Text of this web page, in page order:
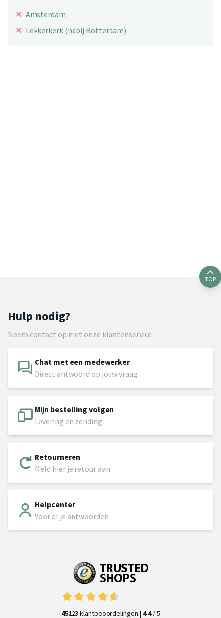
× Amsterdam
× Lekkerkerk (nabij Rotterdam)
TOP
Hulp nodig?
Neem contact op met onze klantenservice
Chat met een medewerker
Direct antwoord op jouw vraag
Mijn bestelling volgen
Levering en zending
Retourneren
Meld hier je retour aan
Helpcenter
Voor al je antwoorden
45123 klantbeoordelingen | 4.4/ 5